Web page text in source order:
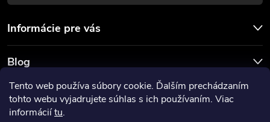
Tento web používa súbory cookie. Ďalším prechádzaním
tohto webu vyjadrujete súhlas s ich používaním. Viac
informáciítu.
Informácie pre vás
Blog
Prijímame online platby